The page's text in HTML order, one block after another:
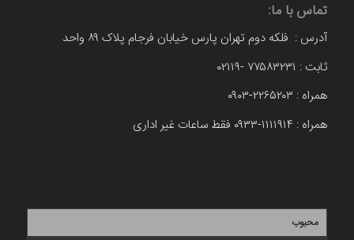
تماس با ما:
آدرس : فلکه دوم تهران پارس خیابان فرجام پلاک ۸۹ واحد
ثابت : ۷۷۵۸۳۲۳۱ -۰۲۱۱۹
همراه : ۲۲۶۵۲۰۳-۰۹۰۳
همراه : ۱۱۱۱۹۱۴-۰۹۳۳ فقط ساعات غیر اداری
محبوب